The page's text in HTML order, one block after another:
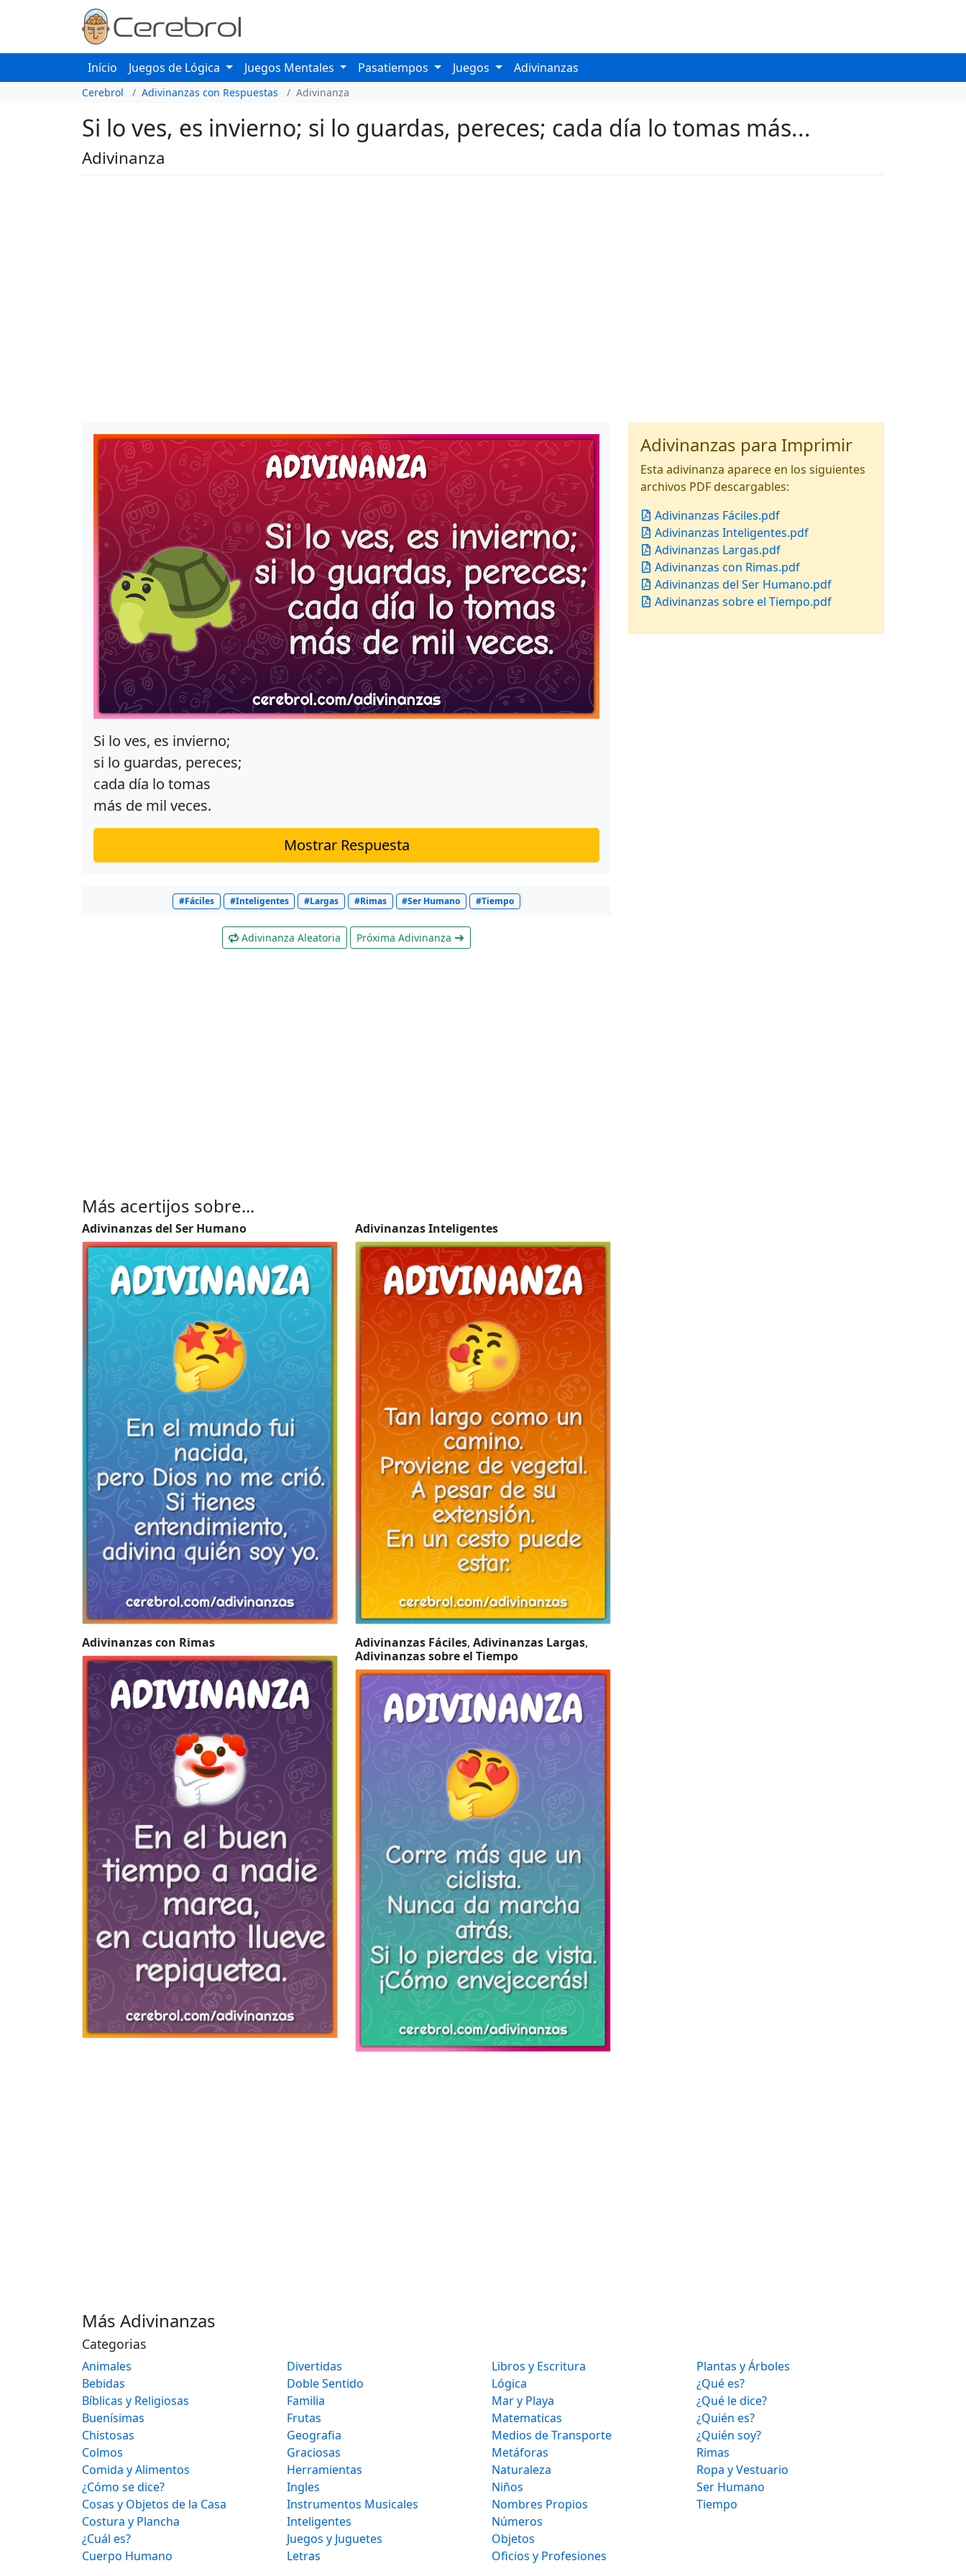
Início Juegos de Lógica Juegos Mentales Pasatiempos Juegos Adivinanzas
Cerebrol Adivinanzas con Respuestas Adivinanza
Si lo ves, es invierno; si lo guardas, pereces; cada día lo tomas más...
Adivinanza
Si lo ves, es invierno;
si lo guardas, pereces;
cada día lo tomas
más de mil veces.
Mostrar Respuesta
#Fáciles #Inteligentes #Largas #Rimas #Ser Humano #Tiempo
Adivinanza Aleatoria Próxima Adivinanza
Adivinanzas para Imprimir
Esta adivinanza aparece en los siguientes
archivos PDF descargables:
Adivinanzas Fáciles.pdf
Adivinanzas Inteligentes.pdf
Adivinanzas Largas.pdf
Adivinanzas con Rimas.pdf
Adivinanzas del Ser Humano.pdf
Adivinanzas sobre el Tiempo.pdf
Más acertijos sobre...
Adivinanzas del Ser Humano Adivinanzas Inteligentes
Adivinanzas con Rimas Adivinanzas Fáciles, Adivinanzas Largas,
Adivinanzas sobre el Tiempo
Más Adivinanzas
Categorias
Animales
Bebidas
Bíblicas y Religiosas
Buenísimas
Chistosas
Colmos
Comida y Alimentos
¿Cómo se dice?
Cosas y Objetos de la Casa
Costura y Plancha
¿Cuál es?
Cuerpo Humano
Divertidas
Doble Sentido
Familia
Frutas
Geografia
Graciosas
Herramientas
Ingles
Instrumentos Musicales
Inteligentes
Juegos y Juguetes
Letras
Libros y Escritura
Lógica
Mar y Playa
Matematicas
Medios de Transporte
Metáforas
Naturaleza
Niños
Nombres Propios
Números
Objetos
Oficios y Profesiones
Plantas y Árboles
¿Qué es?
¿Qué le dice?
¿Quién es?
¿Quién soy?
Rimas
Ropa y Vestuario
Ser Humano
Tiempo